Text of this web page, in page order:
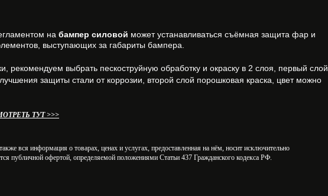
на бампер силовой может устанавливаться съёмная защита фар и
выступающих за габариты бампера.
рекомендуем выбрать пескоструйную обработку и окраску в 2 слоя, первый слой
защиты стали от коррозии, второй слой порошковая краска, цвет можно
ТУТ >>>
вся информация о товарах, ценах и услугах, предоставленная на нём, носит исключительно
публичной офертой, определяемой положениями Статьи 437 Гражданского кодекса РФ.